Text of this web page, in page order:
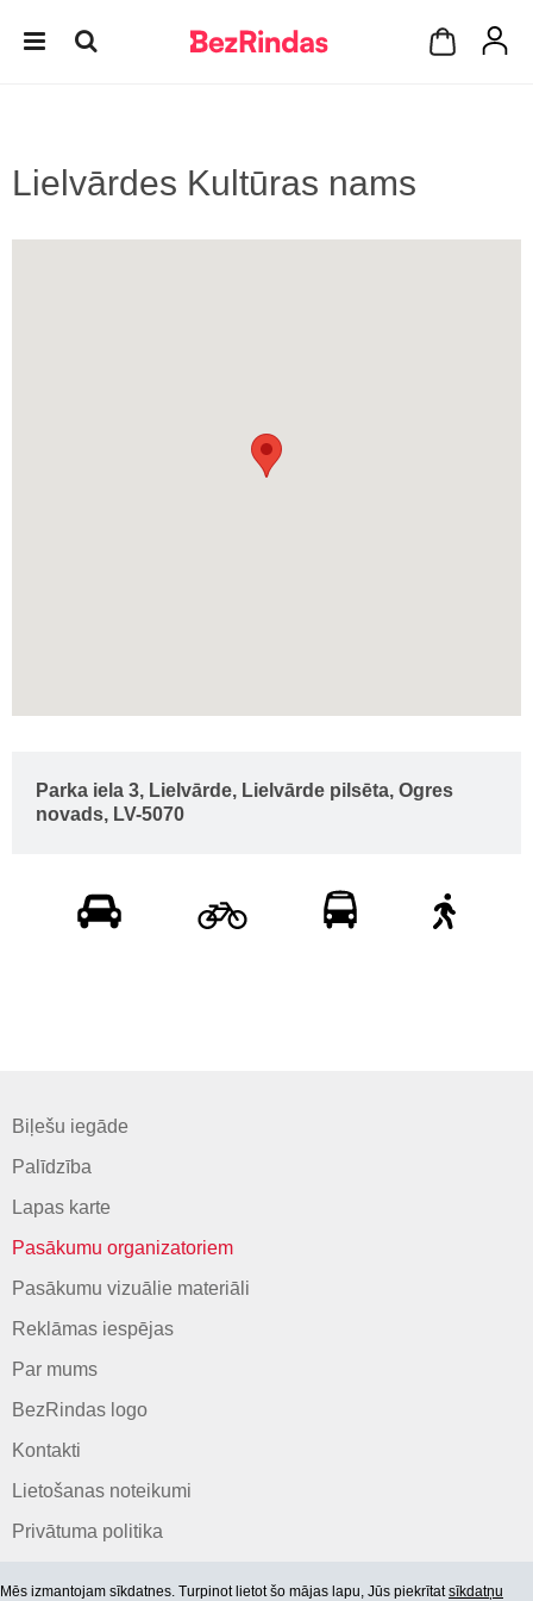
Lielvārdes Kultūras nams
Parka iela 3, Lielvārde, Lielvārde pilsēta, Ogres
novads, LV-5070
Biļešu iegāde
Palīdzība
Lapas karte
Pasākumu organizatoriem
Pasākumu vizuālie materiāli
Reklāmas iespējas
Par mums
BezRindas logo
Kontakti
Lietošanas noteikumi
Privātuma politika
Mēs izmantojam sīkdatnes. Turpinot lietot šo mājas lapu, Jūs piekrītatsīkdatņu